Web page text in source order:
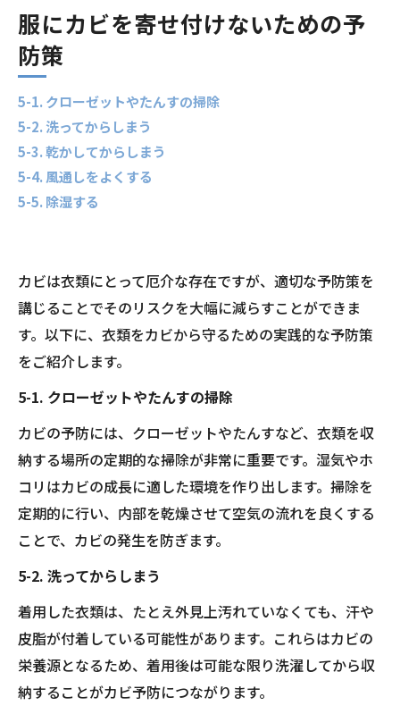
服にカビを寄せ付けないための予
防策
5-1. クローゼットやたんすの掃除
5-2. 洗ってからしまう
5-3. 乾かしてからしまう
5-4. 風通しをよくする
5-5. 除湿する
カビは衣類にとって厄介な存在ですが、適切な予防策を
講じることでそのリスクを大幅に減らすことができま
す。以下に、衣類をカビから守るための実践的な予防策
をご紹介します。
5-1. クローゼットやたんすの掃除
カビの予防には、クローゼットやたんすなど、衣類を収
納する場所の定期的な掃除が非常に重要です。湿気やホ
コリはカビの成長に適した環境を作り出します。掃除を
定期的に行い、内部を乾燥させて空気の流れを良くする
ことで、カビの発生を防ぎます。
5-2. 洗ってからしまう
着用した衣類は、たとえ外見上汚れていなくても、汗や
皮脂が付着している可能性があります。これらはカビの
栄養源となるため、着用後は可能な限り洗濯してから収
納することがカビ予防につながります。